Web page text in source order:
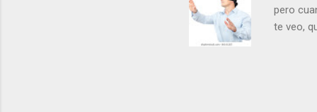
pero
te veo,
porque